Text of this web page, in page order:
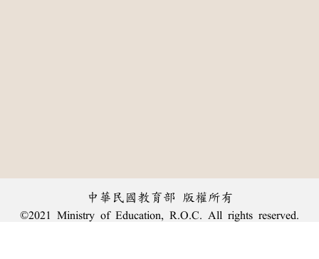
中華民國教育部 版權所有
©2021 Ministry of Education, R.O.C. All rights reserved.